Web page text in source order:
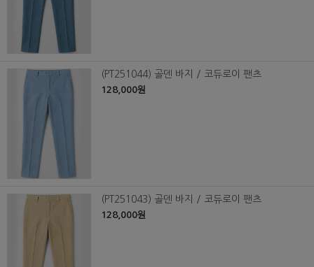
(PT251044) 골덴 바지 / 코듀로이 팬츠
128,000원
(PT251043) 골덴 바지 / 코듀로이 팬츠
128,000원